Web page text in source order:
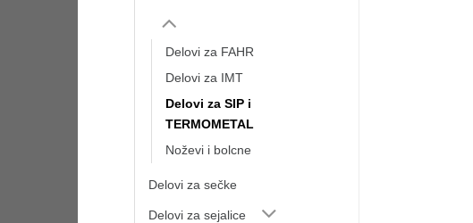
Delovi za FAHR
Delovi za IMT
Delovi za SIP i
TERMOMETAL
Noževi i bolcne
Delovi za sečke
Delovi za sejalice